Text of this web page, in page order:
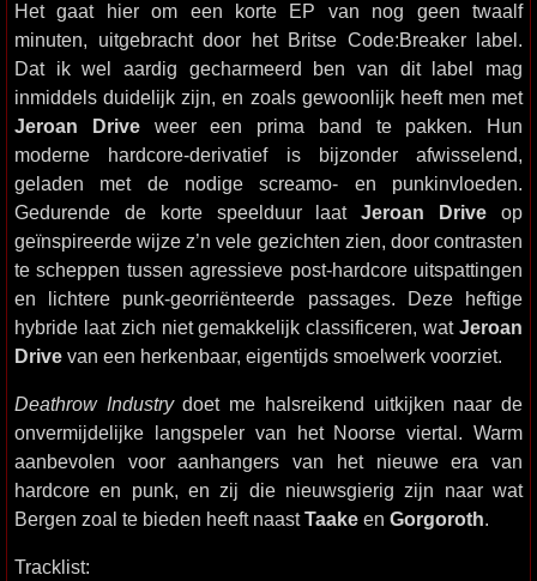
Het gaat hier om een korte EP van nog geen twaalf
minuten, uitgebracht door het Britse Code:Breaker label.
Dat ik wel aardig gecharmeerd ben van dit label mag
inmiddels duidelijk zijn, en zoals gewoonlijk heeft men met
Jeroan Driveweer een prima band te pakken. Hun
moderne hardcore-derivatief is bijzonder afwisselend,
geladen met de nodige screamo- en punkinvloeden.
Gedurende de korte speelduur laatJeroan Drive op
geïnspireerde wijze z’n vele gezichten zien, door contrasten
te scheppen tussen agressieve post-hardcore uitspattingen
en lichtere punk-georriënteerde passages. Deze heftige
hybride laat zich niet gemakkelijk classificeren, wat Jeroan
Drive van een herkenbaar, eigentijds smoelwerk voorziet.
Deathrow Industrydoet me halsreikend uitkijken naar de
onvermijdelijke langspeler van het Noorse viertal. Warm
aanbevolen voor aanhangers van het nieuwe era van
hardcore en punk, en zij die nieuwsgierig zijn naar wat
Bergen zoal te bieden heeft naastTaake en Gorgoroth.
Tracklist: